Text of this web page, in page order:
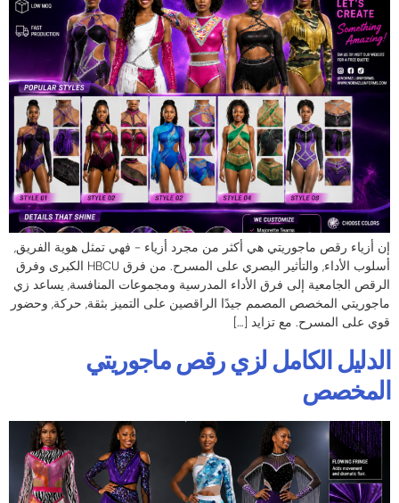
إن أزياء رقص ماجوريتي هي أكثر من مجرد أزياء - فهي تمثل هوية الفريق,
أسلوب الأداء, والتأثير البصري على المسرح. من فرق HBCU الكبرى وفرق
الرقص الجامعية إلى فرق الأداء المدرسية ومجموعات المنافسة, يساعد زي
ماجوريتي المخصص المصمم جيدًا الراقصين على التميز بثقة, حركة, وحضور
قوي على المسرح. مع تزايد […]
الدليل الكامل لزي رقص ماجوريتي
المخصص